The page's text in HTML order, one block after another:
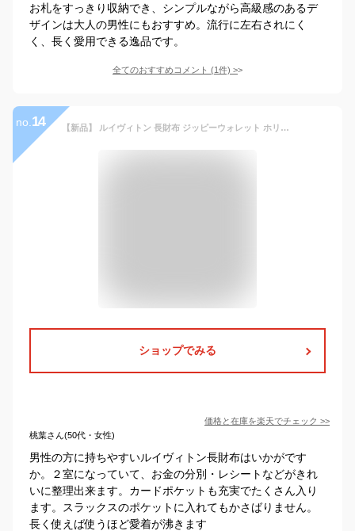
お札をすっきり収納でき、シンプルながら高級感のあるデ
ザインは大人の男性にもおすすめ。流行に左右されにく
く、長く愛用できる逸品です。
全てのおすすめコメント (1件) >
no. 14 【新品】 ルイヴィトン 長財布 ジッピーウォレット ホリゾンタル タイガ レザー ブラック 黒 ルイヴィトン ラウンドファスナー長財布 LOUIS VUITTON ルイヴィトン 財布 メンズ レディース LVロゴ ラウンドジップ ロングウォレット 本革 M31071 ブランド
ショップでみる
価格と在庫を楽天でチェック >>
桃葉さん(50代・女性)
男性の方に持ちやすいルイヴィトン長財布はいかがです
か。２室になっていて、お金の分別・レシートなどがきれ
いに整理出来ます。カードポケットも充実でたくさん入り
ます。スラックスのポケットに入れてもかさばりません。
長く使えば使うほど愛着が沸きます